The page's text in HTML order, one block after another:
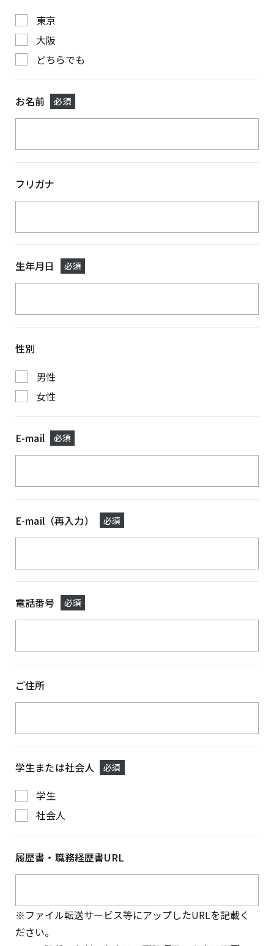
東京
大阪
どちらでも
お名前 必須
フリガナ
生年月日 必須
性別
男性
女性
E-mail 必須
E-mail（再入力） 必須
電話番号 必須
ご住所
学生または社会人 必須
学生
社会人
履歴書・職務経歴書URL
※ファイル転送サービス等にアップしたURLを記載く
ださい。